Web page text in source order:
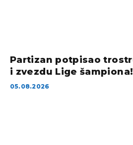
Partizan potpisao
i zvezdu Lige šampiona!
05.08.2026